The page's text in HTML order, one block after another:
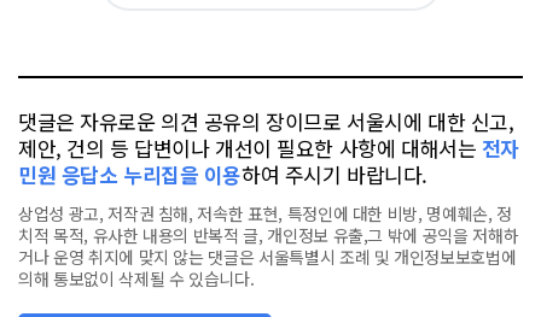
댓글은 자유로운 의견 공유의 장이므로 서울시에 대한 신고,
제안, 건의 등 답변이나 개선이 필요한 사항에 대해서는 전자
민원 응답소 누리집을 이용하여 주시기 바랍니다.
상업성 광고, 저작권 침해, 저속한 표현, 특정인에 대한 비방, 명예훼손, 정
치적 목적, 유사한 내용의 반복적 글, 개인정보 유출,그 밖에 공익을 저해하
거나 운영 취지에 맞지 않는 댓글은 서울특별시 조례 및 개인정보보호법에
의해 통보없이 삭제될 수 있습니다.